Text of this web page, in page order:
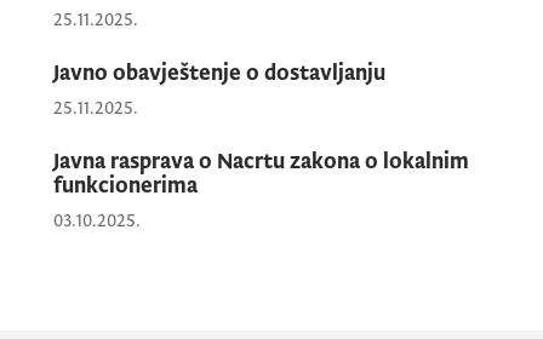
članove Radne grupe za izradu izmjena i
Nacionalnom javnom emiteru Radio i
Televizija Crne Gore i Nacrta zakona o
audiovizuelnim medijskim uslugama .
25.11.2025.
Javno obavještenje o dostavljanju
25.11.2025.
Javna rasprava o Nacrtu zakona o lokalnim
funkcionerima
03.10.2025.